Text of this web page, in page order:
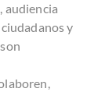
audiencia
y